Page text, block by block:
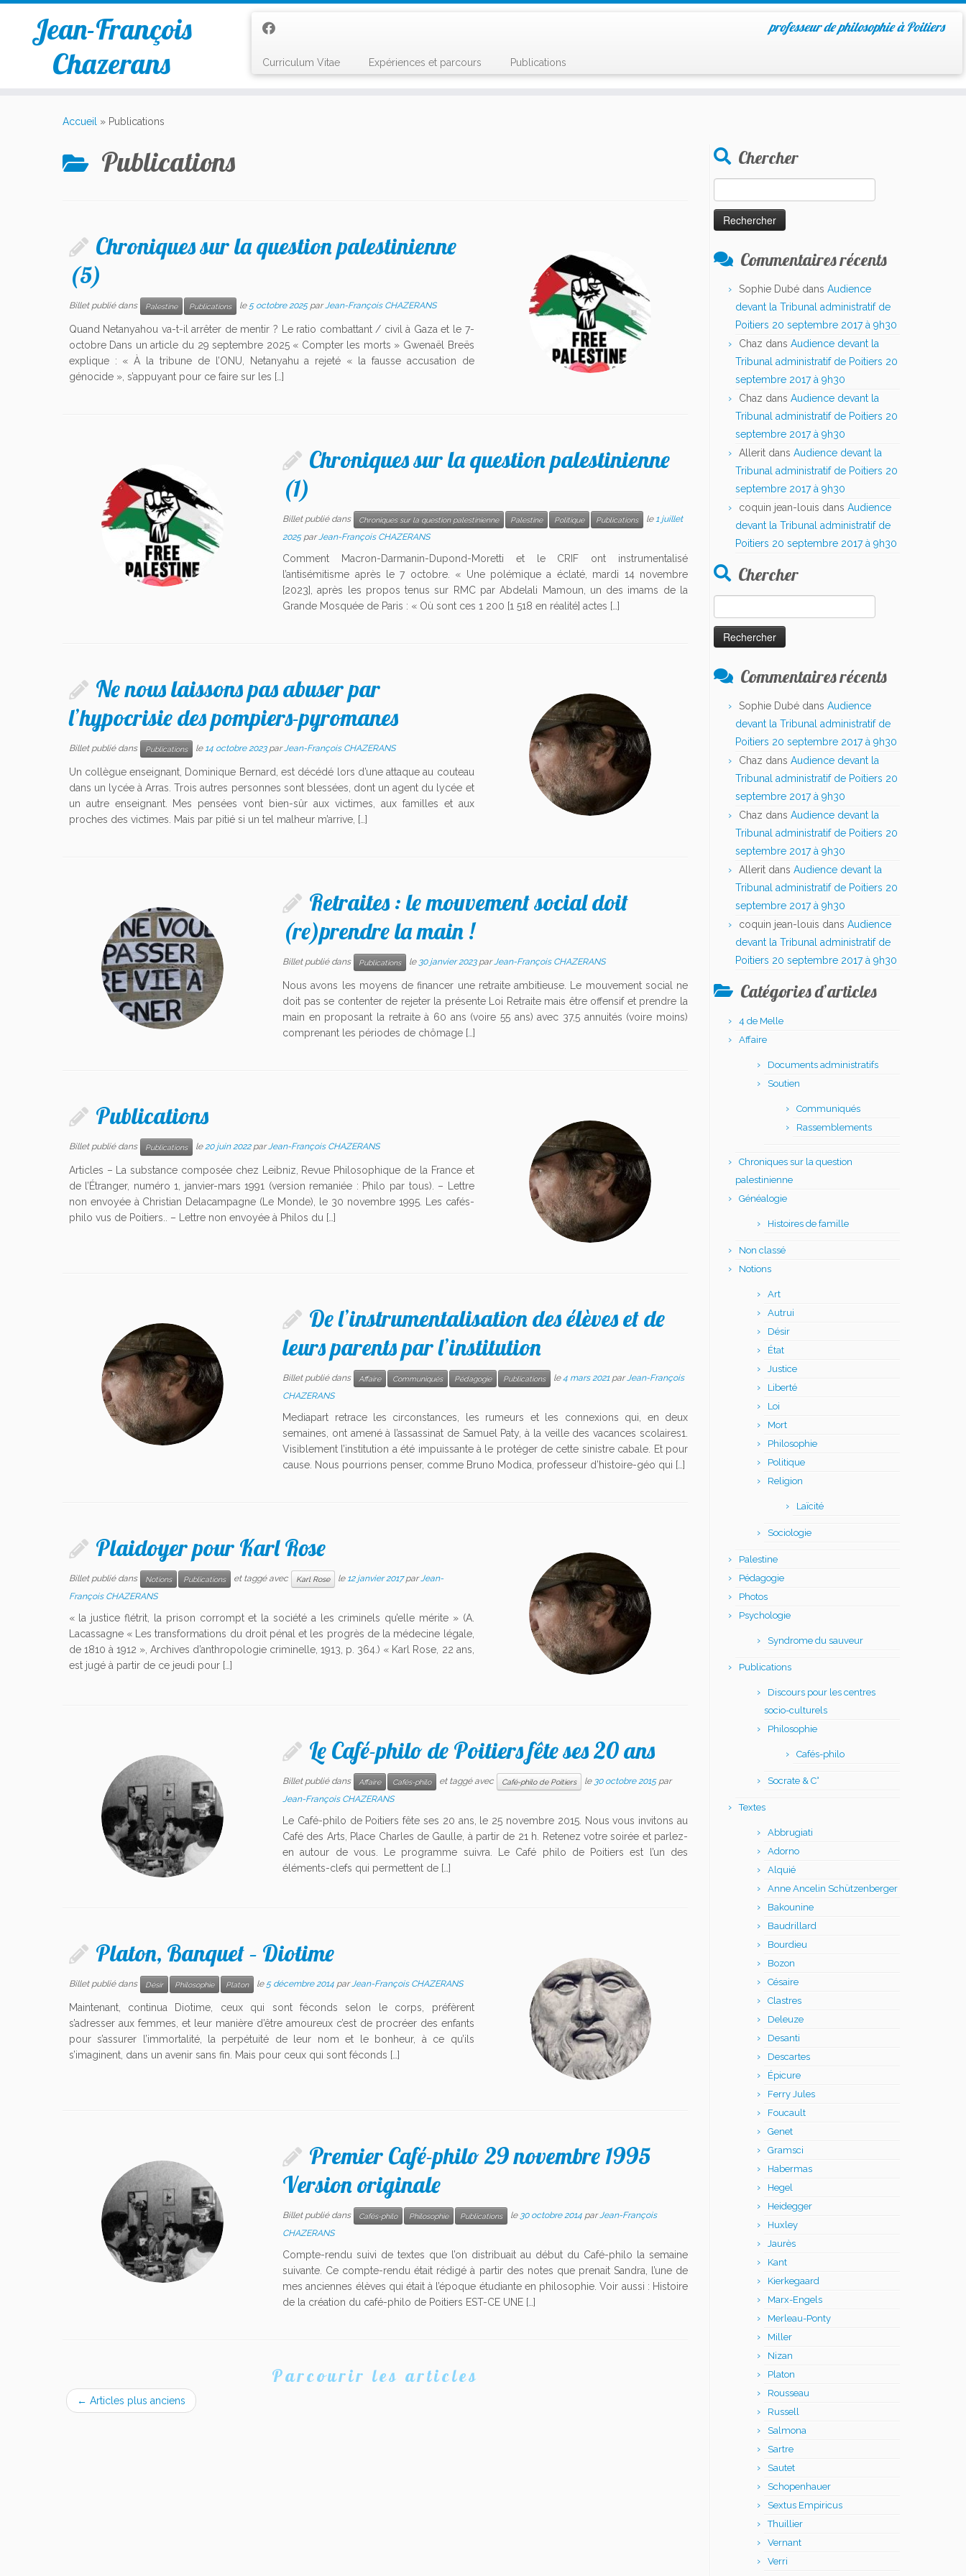
Jean-François
Chazerans
professeur de philosophie à Poitiers
Curriculum Vitae Expériences et parcours Publications
Accueil » Publications
Publications
Chroniques sur la question palestinienne
(5)
Billet publié dans Palestine Publications le 5 octobre 2025 parJean-François CHAZERANS
Quand Netanyahou va-t-il arrêter de mentir ? Le ratio combattant / civil à Gaza et le 7-
octobre Dans un article du 29 septembre 2025 « Compter les morts » Gwenaël Breës
explique : « À la tribune de l’ONU, Netanyahu a rejeté « la fausse accusation de
génocide », s’appuyant pour ce faire sur les […]
Chroniques sur la question palestinienne
(1)
Billet publié dans Chroniques sur la question palestinienne Palestine Politique Publications le 1 juillet
2025 parJean-François CHAZERANS
Comment Macron-Darmanin-Dupond-Moretti et le CRIF ont instrumentalisé
l’antisémitisme après le 7 octobre. « Une polémique a éclaté, mardi 14 novembre
[2023], après les propos tenus sur RMC par Abdelali Mamoun, un des imams de la
Grande Mosquée de Paris : « Où sont ces 1 200 [1 518 en réalité] actes […]
Ne nous laissons pas abuser par
l’hypocrisie des pompiers-pyromanes
Billet publié dans Publications le 14 octobre 2023 parJean-François CHAZERANS
Un collègue enseignant, Dominique Bernard, est décédé lors d’une attaque au couteau
dans un lycée à Arras. Trois autres personnes sont blessées, dont un agent du lycée et
un autre enseignant. Mes pensées vont bien-sûr aux victimes, aux familles et aux
proches des victimes. Mais par pitié si un tel malheur m’arrive, […]
Retraites : le mouvement social doit
(re)prendre la main !
Billet publié dans Publications le 30 janvier 2023 parJean-François CHAZERANS
Nous avons les moyens de financer une retraite ambitieuse. Le mouvement social ne
doit pas se contenter de rejeter la présente Loi Retraite mais être offensif et prendre la
main en proposant la retraite à 60 ans (voire 55 ans) avec 37,5 annuités (voire moins)
comprenant les périodes de chômage […]
Publications
Billet publié dans Publications le20 juin 2022 parJean-François CHAZERANS
Articles – La substance composée chez Leibniz, Revue Philosophique de la France et
de l’Étranger, numéro 1, janvier-mars 1991 (version remaniée : Philo par tous). – Lettre
non envoyée à Christian Delacampagne (Le Monde), le 30 novembre 1995. Les cafés-
philo vus de Poitiers.. – Lettre non envoyée à Philos du […]
De l’instrumentalisation des élèves et de
leurs parents par l’institution
Billet publié dans Affaire Communiqués Pédagogie Publications le4 mars 2021 parJean-François
CHAZERANS
Mediapart retrace les circonstances, les rumeurs et les connexions qui, en deux
semaines, ont amené à l’assassinat de Samuel Paty, à la veille des vacances scolaires1.
Visiblement l’institution a été impuissante à le protéger de cette sinistre cabale. Et pour
cause. Nous pourrions penser, comme Bruno Modica, professeur d’histoire-géo qui […]
Plaidoyer pour Karl Rose
Billet publié dans Notions Publications et taggé avec Karl Rose le 12 janvier 2017 parJean-
François CHAZERANS
« la justice flétrit, la prison corrompt et la société a les criminels qu’elle mérite » (A.
Lacassagne « Les transformations du droit pénal et les progrès de la médecine légale,
de 1810 à 1912 », Archives d’anthropologie criminelle, 1913, p. 364.) « Karl Rose, 22 ans,
est jugé à partir de ce jeudi pour […]
Le Café-philo de Poitiers fête ses 20 ans
Billet publié dans Affaire Cafés-philo et taggé avec Café-philo de Poitiers le 30 octobre 2015 par
Jean-François CHAZERANS
Le Café-philo de Poitiers fête ses 20 ans, le 25 novembre 2015. Nous vous invitons au
Café des Arts, Place Charles de Gaulle, à partir de 21 h. Retenez votre soirée et parlez-
en autour de vous. Le programme suivra. Le Café philo de Poitiers est l’un des
éléments-clefs qui permettent de […]
Platon, Banquet – Diotime
Billet publié dans Désir Philosophie Platon le 5 décembre 2014 parJean-François CHAZERANS
Maintenant, continua Diotime, ceux qui sont féconds selon le corps, préfèrent
s’adresser aux femmes, et leur manière d’être amoureux c’est de procréer des enfants
pour s’assurer l’immortalité, la perpétuité de leur nom et le bonheur, à ce qu’ils
s’imaginent, dans un avenir sans fin. Mais pour ceux qui sont féconds […]
Premier Café-philo 29 novembre 1995
Version originale
Billet publié dans Cafés-philo Philosophie Publications le 30 octobre 2014 parJean-François
CHAZERANS
Compte-rendu suivi de textes que l’on distribuait au début du Café-philo la semaine
suivante. Ce compte-rendu était rédigé à partir des notes que prenait Sandra, l’une de
mes anciennes élèves qui était à l’époque étudiante en philosophie. Voir aussi : Histoire
de la création du café-philo de Poitiers EST-CE UNE […]
Parcourir les articles
← Articles plus anciens
Chercher
Commentaires récents
Sophie Dubé dans Audience
devant la Tribunal administratif de
Poitiers 20 septembre 2017 à 9h30
Chaz dans Audience devant la
Tribunal administratif de Poitiers 20
septembre 2017 à 9h30
Chaz dans Audience devant la
Tribunal administratif de Poitiers 20
septembre 2017 à 9h30
Allerit dans Audience devant la
Tribunal administratif de Poitiers 20
septembre 2017 à 9h30
coquin jean-louis dans Audience
devant la Tribunal administratif de
Poitiers 20 septembre 2017 à 9h30
Chercher
Commentaires récents
Sophie Dubé dans Audience
devant la Tribunal administratif de
Poitiers 20 septembre 2017 à 9h30
Chaz dans Audience devant la
Tribunal administratif de Poitiers 20
septembre 2017 à 9h30
Chaz dans Audience devant la
Tribunal administratif de Poitiers 20
septembre 2017 à 9h30
Allerit dans Audience devant la
Tribunal administratif de Poitiers 20
septembre 2017 à 9h30
coquin jean-louis dans Audience
devant la Tribunal administratif de
Poitiers 20 septembre 2017 à 9h30
Catégories d’articles
4 de Melle
Affaire
Documents administratifs
Soutien
Communiqués
Rassemblements
Chroniques sur la question
palestinienne
Généalogie
Histoires de famille
Non classé
Notions
Art
Autrui
Désir
État
Justice
Liberté
Loi
Mort
Philosophie
Politique
Religion
Laïcité
Sociologie
Palestine
Pédagogie
Photos
Psychologie
Syndrome du sauveur
Publications
Discours pour les centres
socio-culturels
Philosophie
Cafés-philo
Socrate & C°
Textes
Abbrugiati
Adorno
Alquié
Anne Ancelin Schützenberger
Bakounine
Baudrillard
Bourdieu
Bozon
Césaire
Clastres
Deleuze
Desanti
Descartes
Épicure
Ferry Jules
Foucault
Genet
Gramsci
Habermas
Hegel
Heidegger
Huxley
Jaurès
Kant
Kierkegaard
Marx-Engels
Merleau-Ponty
Miller
Nizan
Platon
Rousseau
Russell
Salmona
Sartre
Sautet
Schopenhauer
Sextus Empiricus
Thuillier
Vernant
Verri